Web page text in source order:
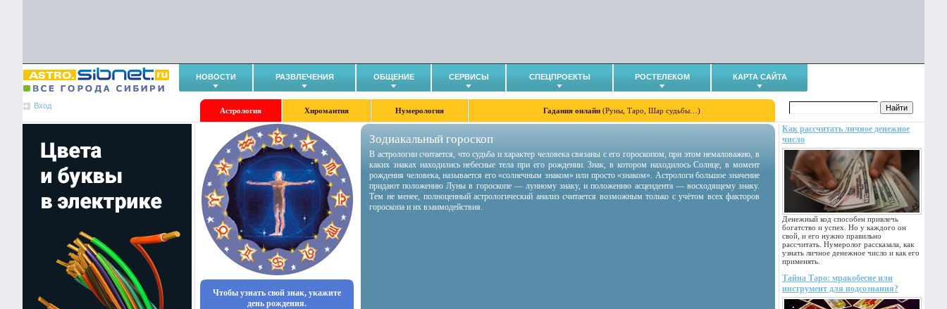
НОВОСТИ РАЗВЛЕЧЕНИЯ ОБЩЕНИЕ СЕРВИСЫ СПЕЦПРОЕКТЫ РОСТЕЛЕКОМ КАРТА САЙТА
Вход
Астрология Хиромантия Нумерология Гадания онлайн (Руны, Таро, Шар судьбы…)
Как рассчитать личное денежное
число
Денежный код способен привлечь
богатство и успех. Но у каждого он
свой, и его нужно правильно
рассчитать. Нумеролог рассказала, как
узнать личное денежное число и как его
применять.
Тайна Таро: мракобесие или
инструмент для подсознания?
Чтобы узнать свой знак, укажите
день рождения.
Зодиакальный гороскоп
В астрологии считается, что судьба и характер человека связаны с его гороскопом, при этом немаловажно, в
каких знаках находились небесные тела при его рождении. Знак, в котором находилось Солнце, в момент
рождения человека, называется его «солнечным знаком» или просто «знаком». Астрологи большое значение
придают положению Луны в гороскопе — лунному знаку, и положению асцендента — восходящему знаку.
Тем не менее, полноценный астрологический анализ считается возможным только с учётом всех факторов
гороскопа и их взаимодействия.